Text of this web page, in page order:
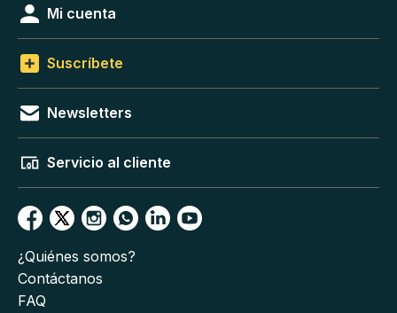
Mi cuenta
Suscríbete
Newsletters
Servicio al cliente
¿Quiénes somos?
Contáctanos
FAQ